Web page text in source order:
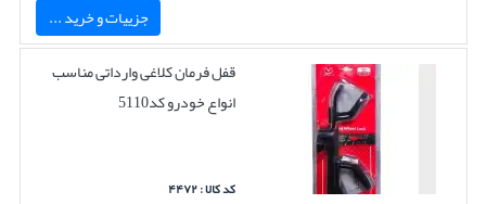
جزییات و خرید ...
قفل فرمان کلاغی وارداتی مناسب
انواع خودرو کد5110
کد کالا : ۴۴۷۲